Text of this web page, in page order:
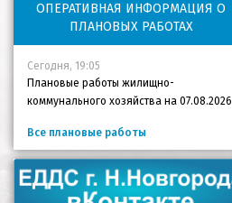
ОПЕРАТИВНАЯ ИНФОРМАЦИЯ О
ПЛАНОВЫХ РАБОТАХ
Сегодня, 19:05
Плановые работы жилищно-
коммунального хозяйства на 07.08.2026
Все плановые работы